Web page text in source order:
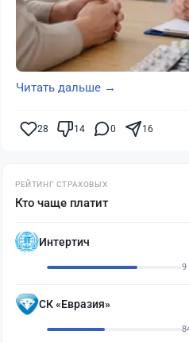
Читать дальше →
28 14 0 16
РЕЙТИНГ СТРАХОВЫХ
Кто чаще платит
Интертич
9
СК «Евразия»